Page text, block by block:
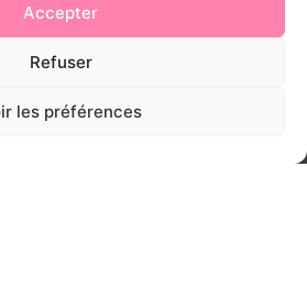
Accepter
Refuser
les préférences